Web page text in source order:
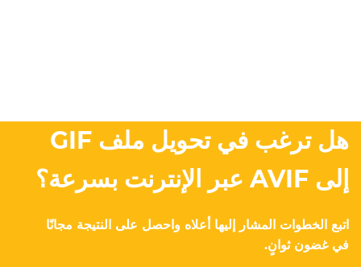
هل ترغب في تحويل ملف GIF
إلى AVIF عبر الإنترنت بسرعة؟
اتبع الخطوات المشار إليها أعلاه واحصل على النتيجة مجانًا
في غضون ثوانٍ.